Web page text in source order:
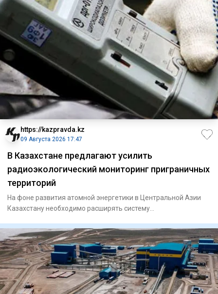
https://kazpravda.kz
09 Августа 2026 17:47
В Казахстане предлагают усилить
радиоэкологический мониторинг приграничных
территорий
На фоне развития атомной энергетики в Центральной Азии
Казахстану необходимо расширять систему